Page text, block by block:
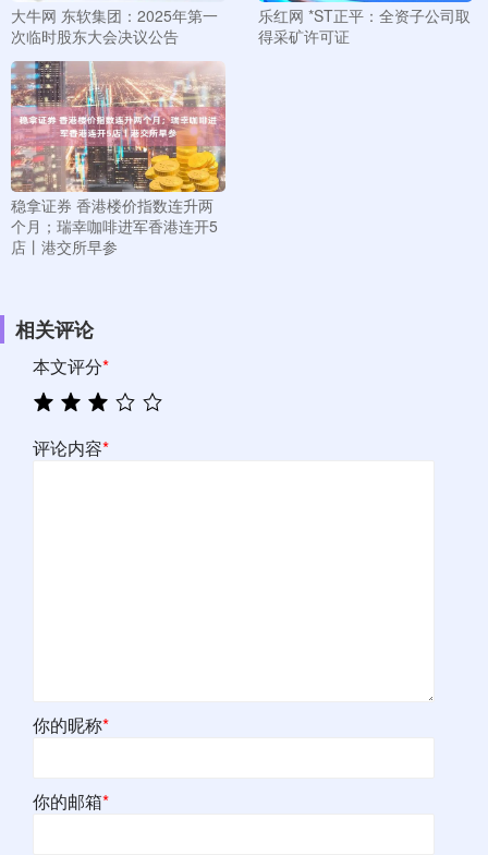
大牛网 东软集团：2025年第一
次临时股东大会决议公告
乐红网 *ST正平：全资子公司取
得采矿许可证
稳拿证券 香港楼价指数连升两
个月；瑞幸咖啡进军香港连开5
店丨港交所早参
相关评论
本文评分*
评论内容*
你的昵称*
你的邮箱*